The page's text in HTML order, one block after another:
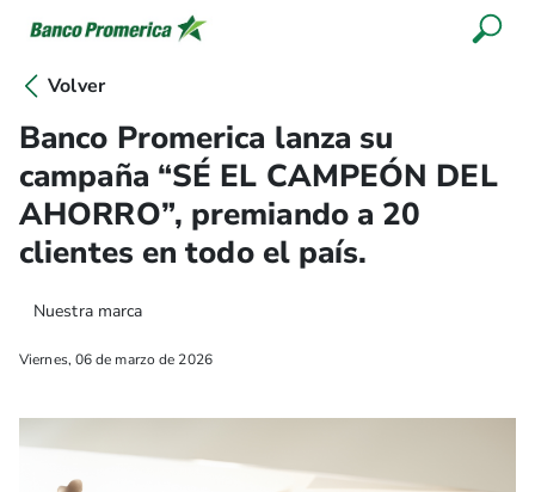
Volver
Banco Promerica lanza su
campaña “SÉ EL CAMPEÓN DEL
AHORRO”, premiando a 20
clientes en todo el país.
Nuestra marca
Viernes, 06 de marzo de 2026